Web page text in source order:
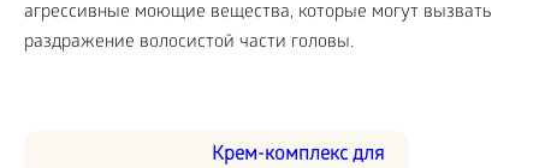
агрессивные моющие вещества, которые могут вызвать
раздражение волосистой части головы.
Крем-комплекс для